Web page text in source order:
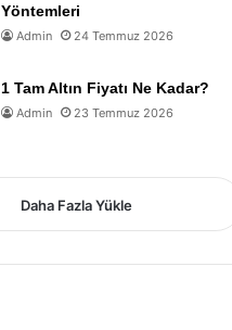
Yöntemleri
Admin 24 Temmuz 2026
1 Tam Altın Fiyatı Ne Kadar?
Admin 23 Temmuz 2026
Daha Fazla Yükle